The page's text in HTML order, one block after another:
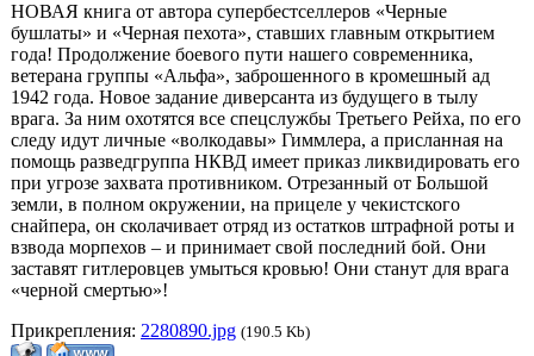
НОВАЯ книга от автора супербестселлеров «Черные
бушлаты» и «Черная пехота», ставших главным открытием
года! Продолжение боевого пути нашего современника,
ветерана группы «Альфа», заброшенного в кромешный ад
1942 года. Новое задание диверсанта из будущего в тылу
врага. За ним охотятся все спецслужбы Третьего Рейха, по его
следу идут личные «волкодавы» Гиммлера, а присланная на
помощь разведгруппа НКВД имеет приказ ликвидировать его
при угрозе захвата противником. Отрезанный от Большой
земли, в полном окружении, на прицеле у чекистского
снайпера, он сколачивает отряд из остатков штрафной роты и
взвода морпехов – и принимает свой последний бой. Они
заставят гитлеровцев умыться кровью! Они станут для врага
«черной смертью»!
Прикрепления: 2280890.jpg (190.5 Kb)